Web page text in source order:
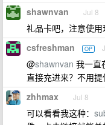
shawnvan Jul 8
礼品卡吧，注意使
csfreshman OP
@shawnvan 我一直
直接充进来？不用
zhhmax Jul 8
可以看看我这种：